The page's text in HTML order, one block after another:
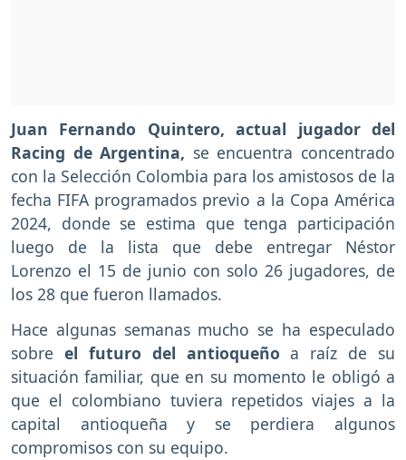
Juan Fernando Quintero, actual jugador del
Racing de Argentina, se encuentra concentrado
con la Selección Colombia para los amistosos de la
fecha FIFA programados previo a la Copa América
2024, donde se estima que tenga participación
luego de la lista que debe entregar Néstor
Lorenzo el 15 de junio con solo 26 jugadores, de
los 28 que fueron llamados.
Hace algunas semanas mucho se ha especulado
sobre el futuro del antioqueñoa raíz de su
situación familiar, que en su momento le obligó a
que el colombiano tuviera repetidos viajes a la
capital antioqueña y se perdiera algunos
compromisos con su equipo.